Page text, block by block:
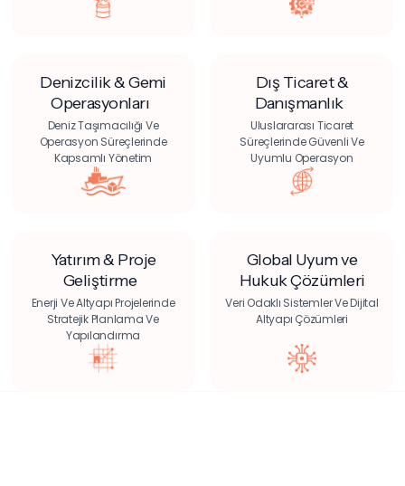
Denizcilik & Gemi
Operasyonları
Deniz Taşımacılığı Ve
Operasyon Süreçlerinde
Kapsamlı Yönetim
Dış Ticaret &
Danışmanlık
Uluslararası Ticaret
Süreçlerinde Güvenli Ve
Uyumlu Operasyon
Yatırım & Proje
Geliştirme
Enerji Ve Altyapı Projelerinde
Stratejik Planlama Ve
Yapılandırma
Global Uyum ve
Hukuk Çözümleri
Veri Odaklı Sistemler Ve Dijital
Altyapı Çözümleri